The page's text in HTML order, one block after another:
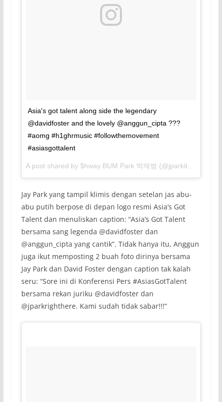
Asia's got talent along side the legendary
@davidfoster and the lovely @anggun_cipta ???
#aomg #h1ghrmusic #followthemovement
#asiasgottalent
A post shared by $hway BUM Park 박재범 (@jparkitrighthere) on
Jay Park yang tampil klimis dengan setelan jas abu-
abu putih berpose di depan logo resmi Asia’s Got
Talent dan menuliskan caption: “Asia’s Got Talent
bersama sang legenda @davidfoster dan
@anggun_cipta yang cantik”. Tidak hanya itu, Anggun
juga ikut memposting 2 buah foto dirinya bersama
Jay Park dan David Foster dengan caption tak kalah
seru: “Sore ini di Konferensi Pers #AsiasGotTalent
bersama rekan juriku @davidfoster dan
@jparkrighthere. Kami sudah tidak sabar!!!”